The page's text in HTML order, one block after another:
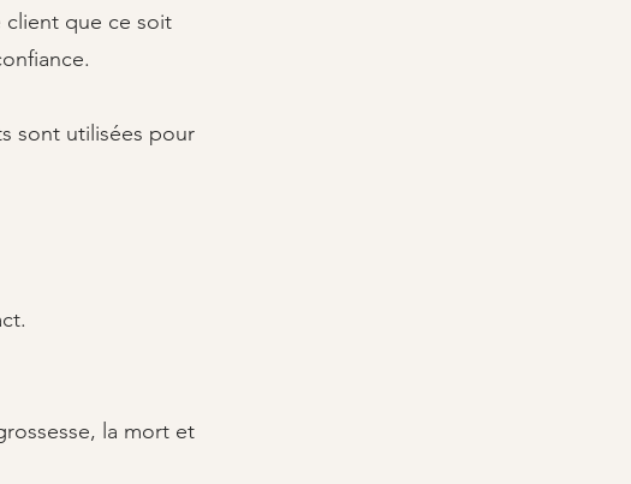
client que ce soit
sont utilisées pour
la mort et